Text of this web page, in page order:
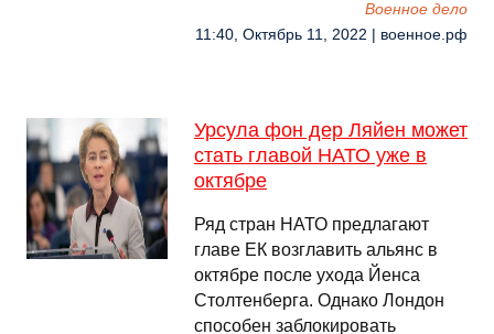
Военное дело
11:40, Октябрь 11, 2022 | военное.рф
Урсула фон дер Ляйен может
стать главой НАТО уже в
октябре
Ряд стран НАТО предлагают
главе ЕК возглавить альянс в
октябре после ухода Йенса
Столтенберга. Однако Лондон
способен заблокировать